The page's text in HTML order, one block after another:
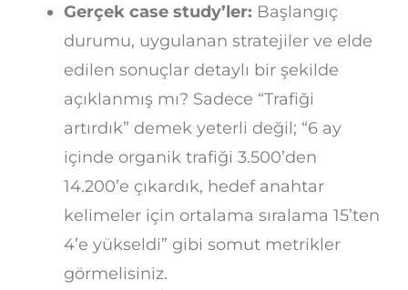
Gerçek case study’ler: Başlangıç
durumu, uygulanan stratejiler ve elde
edilen sonuçlar detaylı bir şekilde
açıklanmış mı? Sadece “Trafiği
artırdık” demek yeterli değil; “6 ay
içinde organik trafiği 3.500’den
14.200’e çıkardık, hedef anahtar
kelimeler için ortalama sıralama 15’ten
4’e yükseldi” gibi somut metrikler
görmelisiniz.